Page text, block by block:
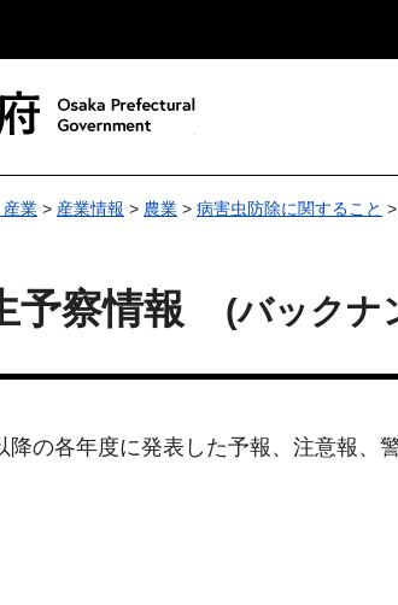
産業 > 産業情報 > 農業 > 病害虫防除に関すること
予察情報 (バックナ
降の各年度に発表した予報、注意報、